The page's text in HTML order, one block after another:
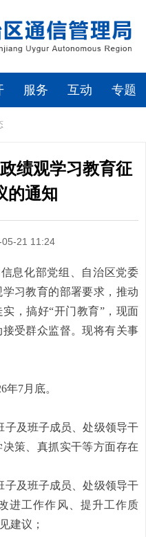
服务 互动 专题
绩观学习教育征
的通知
05-21 11:24
息化部党组、自治区党委
习教育的部署要求， 推动
实，搞好“开门教育”，现面
受群众监督。现将有关事
年7月底。
子及班子成员、处级领导干
策、真抓实干等方面存在
子及班子成员、处级领导干
进工作作风、提升工作质
建议；